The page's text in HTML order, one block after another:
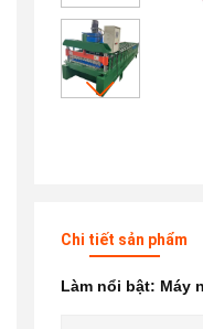
Chi tiết sản phẩm
Làm nổi bật: Máy